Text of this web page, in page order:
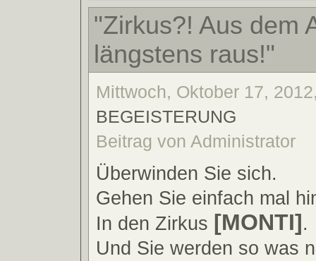
"Zirkus?! Aus dem
längstens raus!"
Mittwoch, Oktober 17,
BEGEISTERUNG
Beitrag von Administrator
Überwinden Sie sich.
Gehen Sie einfach mal
In den Zirkus [MONTI].
Und Sie werden so was